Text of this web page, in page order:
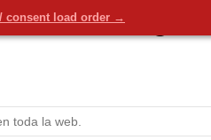
consent load order →